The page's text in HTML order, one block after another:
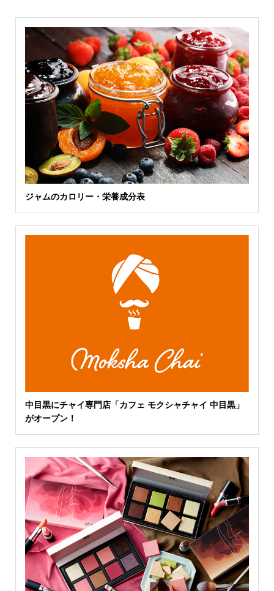
ジャムのカロリー・栄養成分表
中目黒にチャイ専門店「カフェ モクシャチャイ 中目黒」
がオープン！